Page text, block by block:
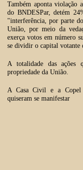
Também aponta violação
do BNDESPar, detém
"interferência, por parte
União, por meio da
exerça votos em número
se dividir o capital votante
A totalidade das
propriedade da União.
A Casa Civil e a Copel
quiseram se manifestar